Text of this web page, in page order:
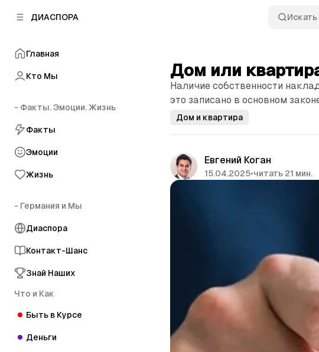
ДИАСПОРА Искать
Главная
Кто Мы
- Факты. Эмоции. Жизнь
Факты
Эмоции
Жизнь
- Германия и Мы
Диаспора
Контакт-Шанс
Знай Наших
Что и Как
Быть в Курсе
Деньги
Дом или
Наличие собственности
это записано в основном
Дом и квартира
Евгений Коган
15.04.2025•читать 21 мин.